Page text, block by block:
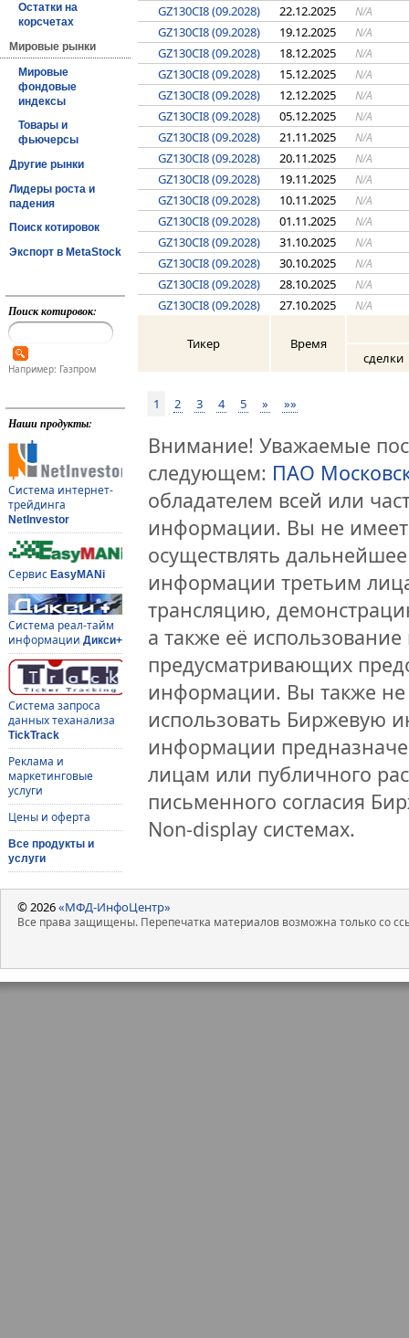
Остатки на
корсчетах
Мировые рынки
Мировые
фондовые
индексы
Товары и
фьючерсы
Другие рынки
Лидеры роста и
падения
Поиск котировок
Экспорт в MetaStock
Поиск котировок:
Например: Газпром
Наши продукты:
Система интернет-
трейдинга
NetInvestor
Сервис EasyMANi
Система реал-тайм
информации Дикси+
Система запроса
данных теханализа
TickTrack
Реклама и
маркетинговые
услуги
Цены и оферта
Все продукты и
услуги
GZ130CI8 (09.2028) 22.12.2025 N/A
GZ130CI8 (09.2028) 19.12.2025 N/A
GZ130CI8 (09.2028) 18.12.2025 N/A
GZ130CI8 (09.2028) 15.12.2025 N/A
GZ130CI8 (09.2028) 12.12.2025 N/A
GZ130CI8 (09.2028) 05.12.2025 N/A
GZ130CI8 (09.2028) 21.11.2025 N/A
GZ130CI8 (09.2028) 20.11.2025 N/A
GZ130CI8 (09.2028) 19.11.2025 N/A
GZ130CI8 (09.2028) 10.11.2025 N/A
GZ130CI8 (09.2028) 01.11.2025 N/A
GZ130CI8 (09.2028) 31.10.2025 N/A
GZ130CI8 (09.2028) 30.10.2025 N/A
GZ130CI8 (09.2028) 28.10.2025 N/A
GZ130CI8 (09.2028) 27.10.2025 N/A
Тикер
Время
сделки
1 2 3 4 5 » »»
Внимание! Уважаемые
следующем: ПАО
обладателем всей или
информации. Вы не
осуществлять
информации третьим
трансляцию,
а также её
предусматривающих
информации. Вы также не
использовать Биржевую
информации
лицам или публичного
письменного согласия
Non-display системах.
© 2026«МФД-ИнфоЦентр»
Все права защищены. Перепечатка материалов возможна только со